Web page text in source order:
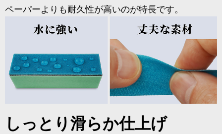
ペーパーよりも耐久性が高いのが特長です。
しっとり滑らか仕上げ